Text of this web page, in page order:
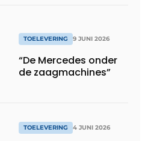
TOELEVERING 9 JUNI 2026
“De Mercedes onder
de zaagmachines”
TOELEVERING 4 JUNI 2026